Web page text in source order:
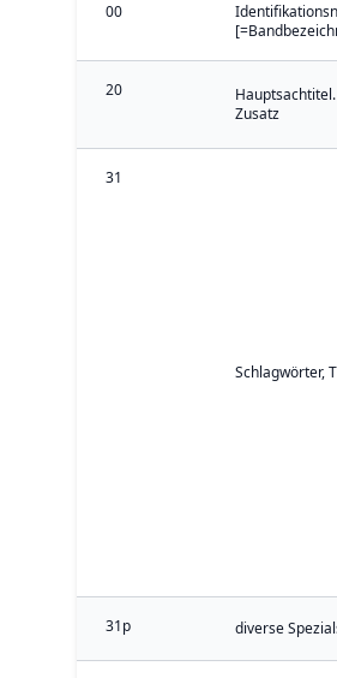
00
20
Zusatz
31
Schlagwörter,
31p diverse